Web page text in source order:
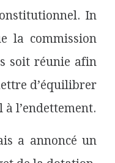
In
la commission
soit réunie afin
d’équilibrer
l’endettement.
a annoncé un